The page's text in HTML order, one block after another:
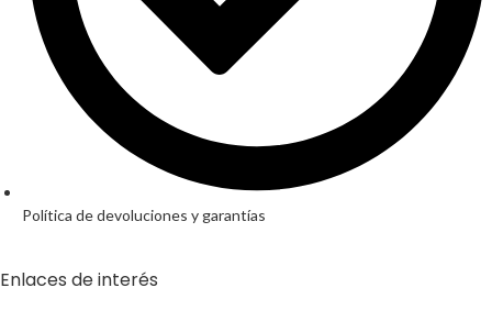
Política de devoluciones y garantías
Enlaces de interés